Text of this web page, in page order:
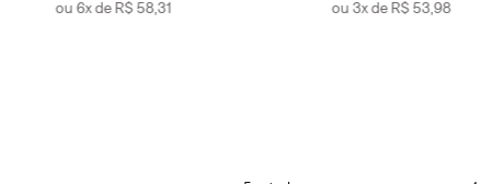
ou 6x deR$ 58,31 ou 3x deR$ 53 98